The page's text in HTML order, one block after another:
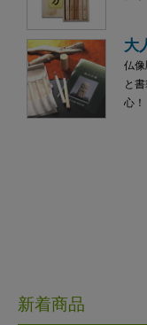
大
仏
と
心！
新着商品